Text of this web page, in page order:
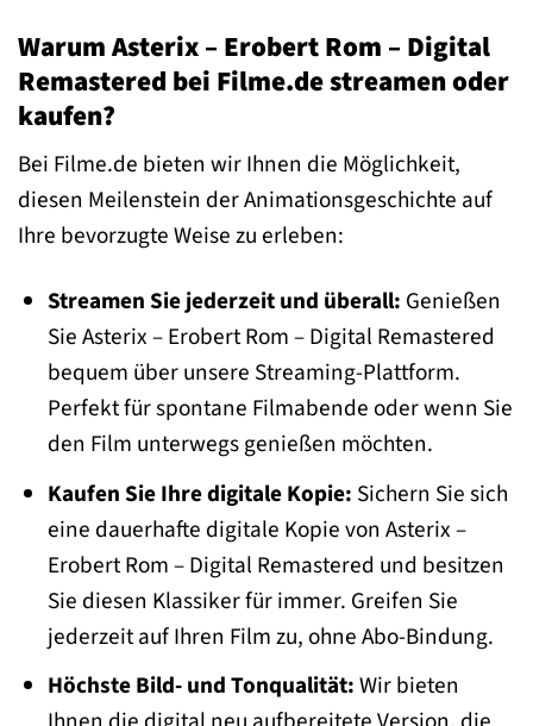
Warum Asterix – Erobert Rom – Digital
Remastered bei Filme.de streamen oder
kaufen?
Bei Filme.de bieten wir Ihnen die Möglichkeit,
diesen Meilenstein der Animationsgeschichte auf
Ihre bevorzugte Weise zu erleben:
Streamen Sie jederzeit und überall: Genießen
Sie Asterix – Erobert Rom – Digital Remastered
bequem über unsere Streaming-Plattform.
Perfekt für spontane Filmabende oder wenn Sie
den Film unterwegs genießen möchten.
Kaufen Sie Ihre digitale Kopie: Sichern Sie sich
eine dauerhafte digitale Kopie von Asterix –
Erobert Rom – Digital Remastered und besitzen
Sie diesen Klassiker für immer. Greifen Sie
jederzeit auf Ihren Film zu, ohne Abo-Bindung.
Höchste Bild- und Tonqualität:Wir bieten